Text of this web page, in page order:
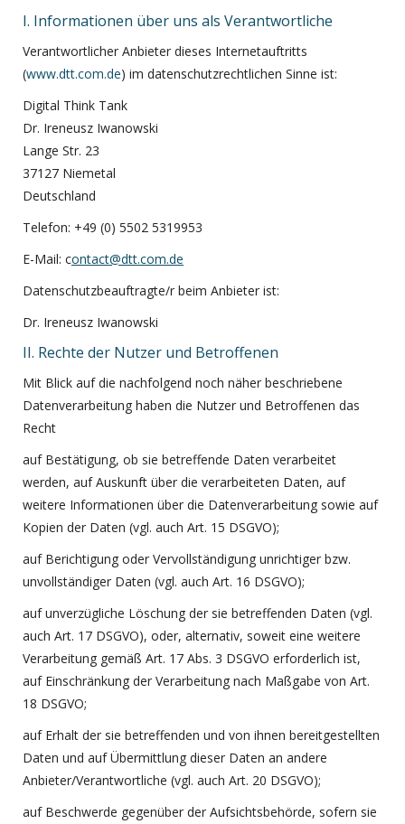
I. Informationen über uns als Verantwortliche
Verantwortlicher Anbieter dieses Internetauftritts
(www.dtt.com.de) im datenschutzrechtlichen Sinne ist:
Digital Think Tank
Dr. Ireneusz Iwanowski
Lange Str. 23
37127 Niemetal
Deutschland
Telefon: +49 (0) 5502 5319953
E-Mail: contact@dtt.com.de
Datenschutzbeauftragte/r beim Anbieter ist:
Dr. Ireneusz Iwanowski
II. Rechte der Nutzer und Betroffenen
Mit Blick auf die nachfolgend noch näher beschriebene
Datenverarbeitung haben die Nutzer und Betroffenen das
Recht
auf Bestätigung, ob sie betreffende Daten verarbeitet
werden, auf Auskunft über die verarbeiteten Daten, auf
weitere Informationen über die Datenverarbeitung sowie auf
Kopien der Daten (vgl. auch Art. 15 DSGVO);
auf Berichtigung oder Vervollständigung unrichtiger bzw.
unvollständiger Daten (vgl. auch Art. 16 DSGVO);
auf unverzügliche Löschung der sie betreffenden Daten (vgl.
auch Art. 17 DSGVO), oder, alternativ, soweit eine weitere
Verarbeitung gemäß Art. 17 Abs. 3 DSGVO erforderlich ist,
auf Einschränkung der Verarbeitung nach Maßgabe von Art.
18 DSGVO;
auf Erhalt der sie betreffenden und von ihnen bereitgestellten
Daten und auf Übermittlung dieser Daten an andere
Anbieter/Verantwortliche (vgl. auch Art. 20 DSGVO);
auf Beschwerde gegenüber der Aufsichtsbehörde, sofern sie